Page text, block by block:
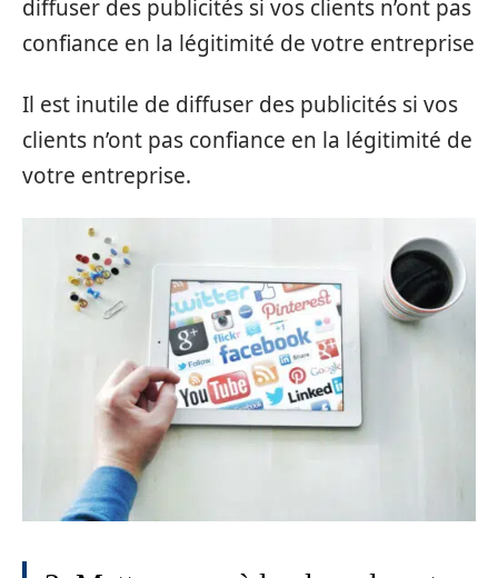
diffuser des publicités si vos clients n’ont pas
confiance en la légitimité de votre entreprise
Il est inutile de diffuser des publicités si vos
clients n’ont pas confiance en la légitimité de
votre entreprise.